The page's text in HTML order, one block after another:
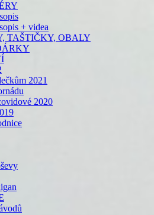
+ videa
TAŠTIČKY, OBALY
2021
2020